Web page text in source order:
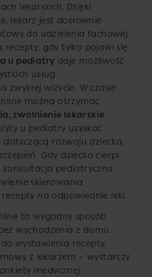
lekarskich. Dzięki
lekarz jest dosłownie
do udzielenia fachowej
recepty, gdy tylko pojawi się
u pediatry daje możliwość
usług
zwykłej wizycie. W czasie
można otrzymać
zwolnienie lekarskie
u pediatry uzyskać
rozwoju dziecka,
Gdy dziecko cierpi
konsultacja pediatryczna
skierowania
na odpowiednie leki.
to wygodny sposób
wychodzenia z domu.
wystawienia recepty
z lekarzem – wystarczy
medycznej